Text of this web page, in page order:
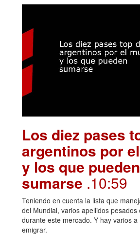
Los diez pases
argentinos por
y los que pueden
sumarse .10:59
Teniendo en cuenta la lista que
del Mundial, varios apellidos
durante este mercado. Y hay varios a
emigrar.